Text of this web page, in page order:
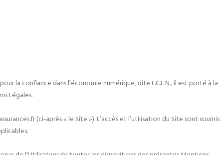
la confiance dans l’économie numérique, dite L.C.E.N., il est porté à la
Légales.
(ci-après « le Site »). L’accès et l’utilisation du Site sont soumis